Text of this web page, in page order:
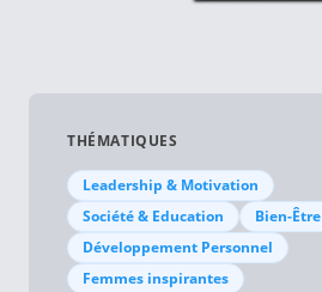
THÉMATIQUES
Leadership & Motivation
Société & Education
Bien-Être
Développement Personnel
Femmes inspirantes